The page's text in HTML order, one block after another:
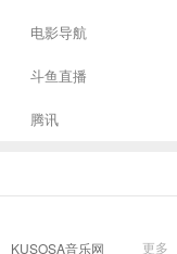
电影导航
斗鱼直播
腾讯
KUSOSA音乐网
更多